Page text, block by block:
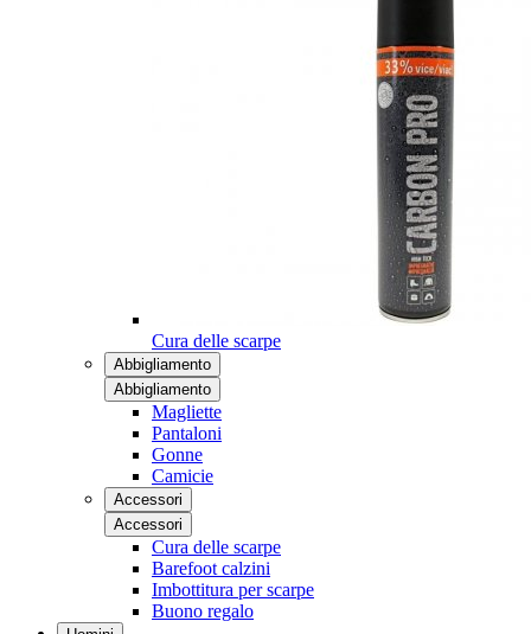
Cura delle scarpe
Abbigliamento
Abbigliamento
Magliette
Pantaloni
Gonne
Camicie
Accessori
Accessori
Cura delle scarpe
Barefoot calzini
Imbottitura per scarpe
Buono regalo